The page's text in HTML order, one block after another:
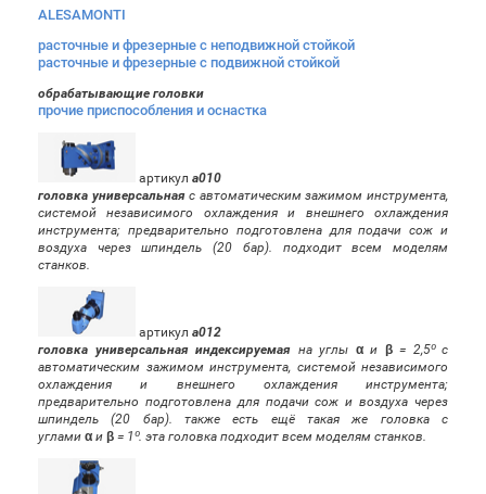
ALESAMONTI
расточные и фрезерные с неподвижной стойкой
расточные и фрезерные с подвижной стойкой
обрабатывающие головки
прочие приспособления и оснастка
артикул a010
головка универсальнаяс автоматическим зажимом инструмента,
системой независимого охлаждения и внешнего охлаждения
инструмента; предварительно подготовлена для подачи сож и
воздуха через шпиндель (20 бар). подходит всем моделям
станков.
артикул a012
головка универсальная индексируемая на углы αи β = 2,5º с
автоматическим зажимом инструмента, системой независимого
охлаждения и внешнего охлаждения инструмента;
предварительно подготовлена для подачи сож и воздуха через
шпиндель (20 бар). также есть ещё такая же головка с
углами α и β = 1º. эта головка подходит всем моделям станков.